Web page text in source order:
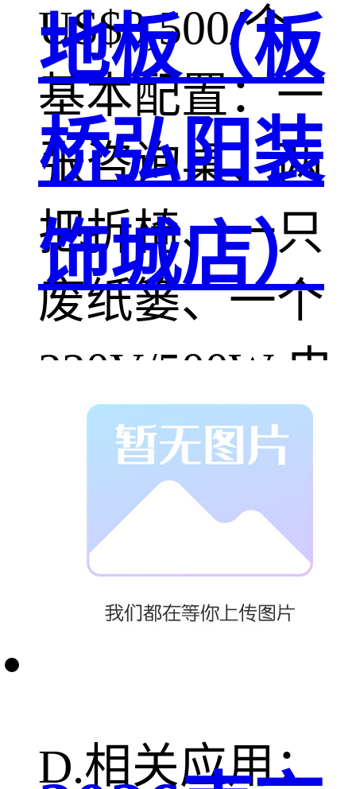
US$3,500/个
基本配置：一
张咨询桌、两
把折椅、一只
废纸篓、一个
220V/500W 电
源插座、两个
射灯、中英文
楣板、展位内
D.相关应用：
地板（板
桥弘阳装
饰城店）